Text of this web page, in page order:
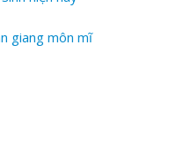
giang môn mĩ